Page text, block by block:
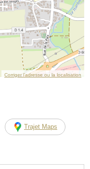
Corriger l’adresse ou la localisation
Trajet Maps